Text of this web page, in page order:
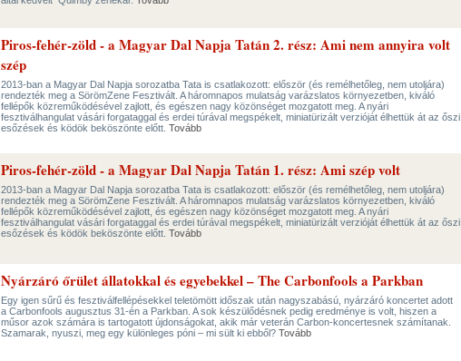
Piros-fehér-zöld - a Magyar Dal Napja Tatán 2. rész: Ami nem annyira volt
szép
2013-ban a Magyar Dal Napja sorozatba Tata is csatlakozott: először (és remélhetőleg, nem utoljára)
rendezték meg a SörömZene Fesztivált. A háromnapos mulatság varázslatos környezetben, kiváló
fellépők közreműködésével zajlott, és egészen nagy közönséget mozgatott meg. A nyári
fesztiválhangulat vásári forgataggal és erdei túrával megspékelt, miniatürizált verzióját élhettük át az őszi
esőzések és ködök beköszönte előtt. Tovább
Piros-fehér-zöld - a Magyar Dal Napja Tatán 1. rész: Ami szép volt
2013-ban a Magyar Dal Napja sorozatba Tata is csatlakozott: először (és remélhetőleg, nem utoljára)
rendezték meg a SörömZene Fesztivált. A háromnapos mulatság varázslatos környezetben, kiváló
fellépők közreműködésével zajlott, és egészen nagy közönséget mozgatott meg. A nyári
fesztiválhangulat vásári forgataggal és erdei túrával megspékelt, miniatürizált verzióját élhettük át az őszi
esőzések és ködök beköszönte előtt. Tovább
Nyárzáró őrület állatokkal és egyebekkel – The Carbonfools a Parkban
Egy igen sűrű és fesztiválfellépésekkel teletömött időszak után nagyszabású, nyárzáró koncertet adott
a Carbonfools augusztus 31-én a Parkban. A sok készülődésnek pedig eredménye is volt, hiszen a
műsor azok számára is tartogatott újdonságokat, akik már veterán Carbon-koncertesnek számítanak.
Szamarak, nyuszi, meg egy különleges póni – mi sült ki ebből? Tovább